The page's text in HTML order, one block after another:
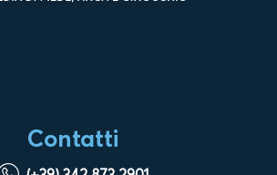
Contatti